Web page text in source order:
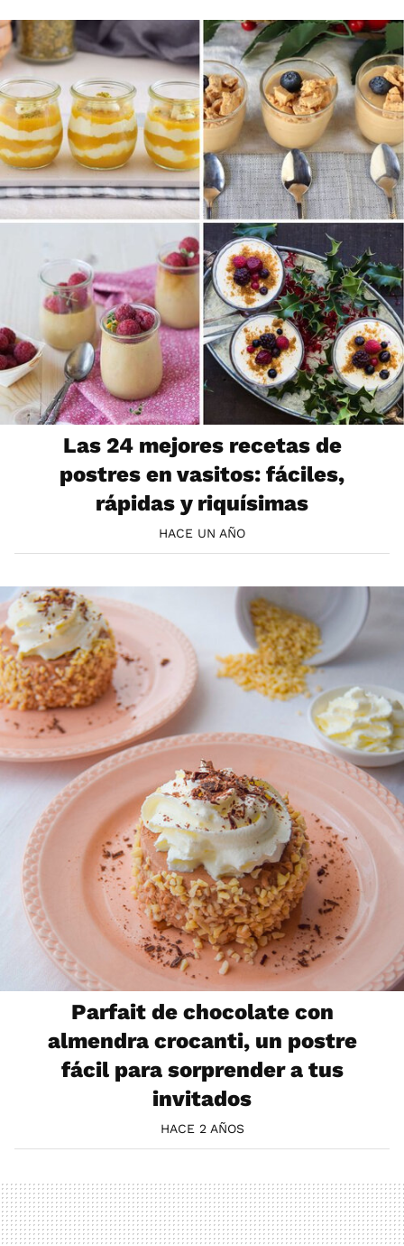
Las 24 mejores recetas de
postres en vasitos: fáciles,
rápidas y riquísimas
HACE UN AÑO
Parfait de chocolate con
almendra crocanti, un postre
fácil para sorprender a tus
invitados
HACE 2 AÑOS